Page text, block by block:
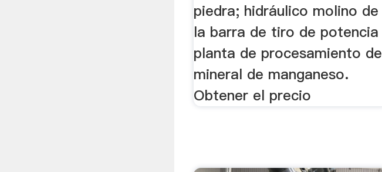
piedra; hidráulico molino de
la barra de tiro de potencia
planta de procesamiento de
mineral de manganeso.
Obtener el precio